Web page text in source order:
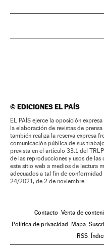
©EDICIONES EL PAÍS
EL PAÍS ejerce la oposición
la elaboración de revistas de
también realiza la reserva expresa
comunicación pública de sus
prevista en el artículo 33.1 del
de las reproducciones y usos de
este sitio web a medios de lectura
adecuados a tal fin de
24/2021, de 2 de noviembre
Contacto Venta de
Política de privacidad
Mapa
RSS